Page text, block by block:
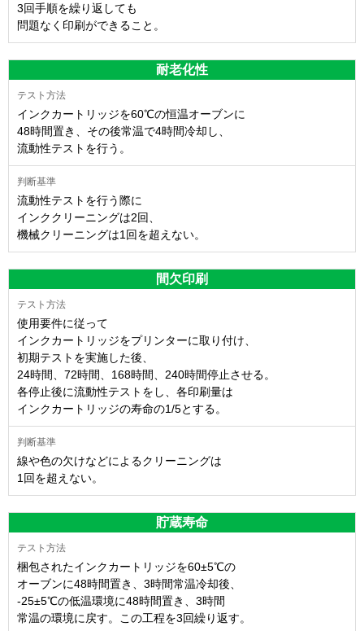
3回手順を繰り返しても
問題なく印刷ができること。
耐老化性
インクカートリッジを60℃の恒温オーブンに
48時間置き、その後常温で4時間冷却し、
流動性テストを行う。
流動性テストを行う際に
インククリーニングは2回、
機械クリーニングは1回を超えない。
間欠印刷
使用要件に従って
インクカートリッジをプリンターに取り付け、
初期テストを実施した後、
24時間、72時間、168時間、240時間停止させる。
各停止後に流動性テストをし、各印刷量は
インクカートリッジの寿命の1/5とする。
線や色の欠けなどによるクリーニングは
1回を超えない。
貯蔵寿命
梱包されたインクカートリッジを60±5℃の
オーブンに48時間置き、3時間常温冷却後、
-25±5℃の低温環境に48時間置き、3時間
常温の環境に戻す。この工程を3回繰り返す。